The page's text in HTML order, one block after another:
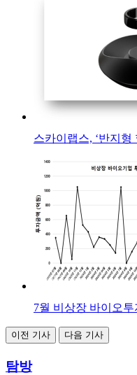
스카이랩스, ‘반지
7월 비상장 바이오
이전 기사 다음 기사
탐방